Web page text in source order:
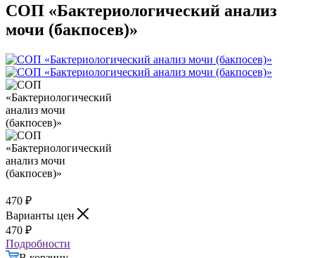
СОП «Бактериологический анализ
мочи (бакпосев)»
470 ₽
Варианты цен
470 ₽
Подробности